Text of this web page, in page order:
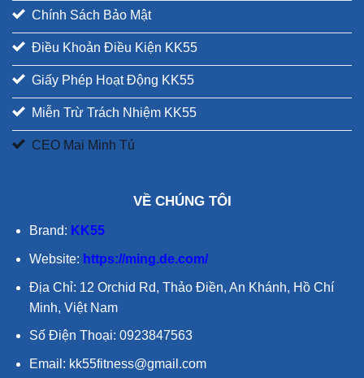
Chính Sách Bảo Mật
Điều Khoản Điều Kiện KK55
Giấy Phép Hoạt Động KK55
Miễn Trừ Trách Nhiệm KK55
CEO Mai Minh Tú
VỀ CHÚNG TÔI
Brand: KK55
Website: https://ming.de.com/
Địa Chỉ: 12 Orchid Rd, Thảo Điền, An Khánh, Hồ Chí
Minh, Việt Nam
Số Điện Thoại: 0923847563
Email: kk55fitness@gmail.com